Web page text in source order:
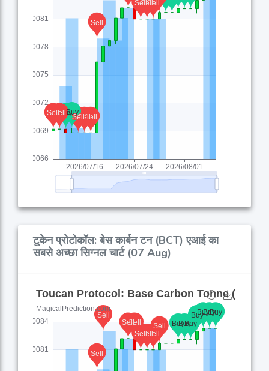
टूकेन प्रोटोकॉल: बेस कार्बन टन (BCT) एआई का
सबसे अच्छा सिग्नल चार्ट (07 Aug)